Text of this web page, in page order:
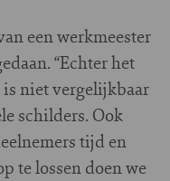
een werkmeester
“Echter het
niet vergelijkbaar
schilders. Ook
tijd en
te lossen doen we